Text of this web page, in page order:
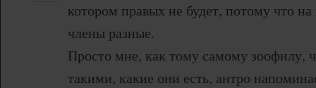
котором правых не будет, потому что на
члены разные.
Просто мне, как тому самому зоофилу,
такими, какие они есть, антро